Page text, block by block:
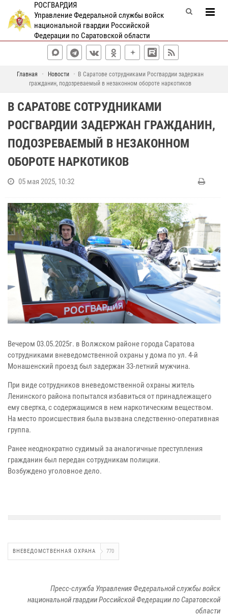
РОСГВАРДИЯ
Управление Федеральной службы войск
национальной гвардии Российской
Федерации по Саратовской области
Главная Новости
В Саратове сотрудниками Росгвардии задержан
гражданин, подозреваемый в незаконном обороте наркотиков
В САРАТОВЕ СОТРУДНИКАМИ
РОСГВАРДИИ ЗАДЕРЖАН ГРАЖДАНИН,
ПОДОЗРЕВАЕМЫЙ В НЕЗАКОННОМ
ОБОРОТЕ НАРКОТИКОВ
05 мая 2025, 10:32
Вечером 03.05.2025г. в Волжском районе города Саратова
сотрудниками вневедомственной охраны у дома по ул. 4-й
Монашенский проезд был задержан 33-летний мужчина.
При виде сотрудников вневедомственной охраны житель
Ленинского района попытался избавиться от принадлежащего
ему свертка, с содержащимся в нем наркотическим веществом.
На место происшествия была вызвана следственно-оперативная
группа.
Ранее неоднократно судимый за аналогичные преступления
гражданин был передан сотрудникам полиции.
Возбуждено уголовное дело.
ВНЕВЕДОМСТВЕННАЯ ОХРАНА 770
Пресс-служба Управления Федеральной службы войск
национальной гвардии Российской Федерации по Саратовской
области